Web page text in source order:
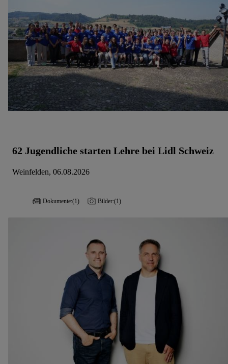
62 Jugendliche starten Lehre bei Lidl Schweiz
Weinfelden, 06.08.2026
Dokumente:(1) Bilder:(1)